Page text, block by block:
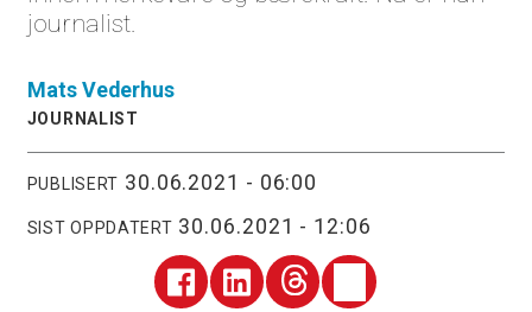
journalist.
Mats Vederhus
JOURNALIST
PUBLISERT 30.06.2021 - 06:00
SIST OPPDATERT 30.06.2021 - 12:06